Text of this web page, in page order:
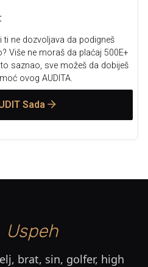
ti ne dozvoljava da podigneš
Više ne moraš da plaćaj 500E+
saznao, sve možeš da dobiješ
ovog AUDITA.
Sada
brat, sin, golfer, high